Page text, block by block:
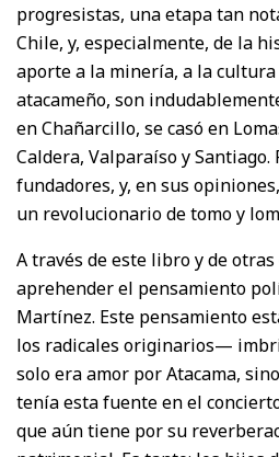
progresistas, una etapa tan
Chile, y, especialmente, de la
aporte a la minería, a la
atacameño, son
en Chañarcillo, se casó en
Caldera, Valparaíso y Santiago.
fundadores, y, en sus
un revolucionario de tomo y
A través de este libro y de
aprehender el pensamiento
Martínez. Este pensamiento
los radicales originarios—
solo era amor por Atacama,
tenía esta fuente en el
que aún tiene por su